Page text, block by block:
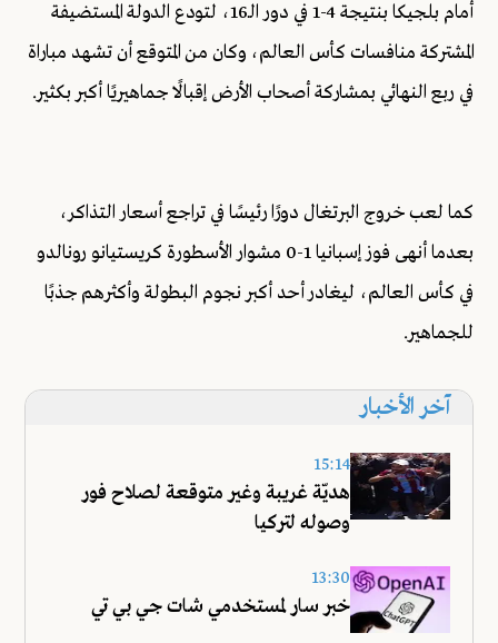
أمام بلجيكا بنتيجة 4-1 في دور الـ16، لتودع الدولة المستضيفة
المشتركة منافسات كأس العالم، وكان من المتوقع أن تشهد مباراة
في ربع النهائي بمشاركة أصحاب الأرض إقبالًا جماهيريًا أكبر بكثير.
كما لعب خروج البرتغال دورًا رئيسًا في تراجع أسعار التذاكر،
بعدما أنهى فوز إسبانيا 1-0 مشوار الأسطورة كريستيانو رونالدو
في كأس العالم، ليغادر أحد أكبر نجوم البطولة وأكثرهم جذبًا
للجماهير.
آخر الأخبار
15:14
هديّة غريبة وغير متوقعة لصلاح فور
وصوله لتركيا
13:30
خبر سار لمستخدمي شات جي بي تي